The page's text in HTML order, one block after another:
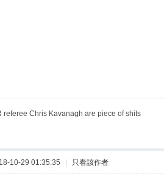
referee Chris Kavanagh are piece of shits
10-29 01:35:35 只看該作者